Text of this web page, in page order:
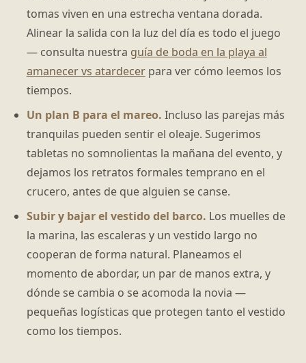
tomas viven en una estrecha ventana dorada.
Alinear la salida con la luz del día es todo el juego
— consulta nuestra guía de boda en la playa al
amanecer vs atardecerpara ver cómo leemos los
tiempos.
Un plan B para el mareo. Incluso las parejas más
tranquilas pueden sentir el oleaje. Sugerimos
tabletas no somnolientas la mañana del evento, y
dejamos los retratos formales temprano en el
crucero, antes de que alguien se canse.
Subir y bajar el vestido del barco. Los muelles de
la marina, las escaleras y un vestido largo no
cooperan de forma natural. Planeamos el
momento de abordar, un par de manos extra, y
dónde se cambia o se acomoda la novia —
pequeñas logísticas que protegen tanto el vestido
como los tiempos.